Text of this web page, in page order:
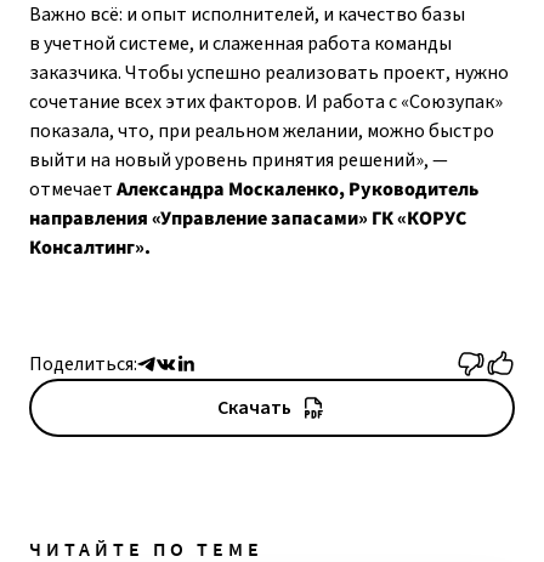
Важно всё: и опыт исполнителей, и качество базы
в учетной системе, и слаженная работа команды
заказчика. Чтобы успешно реализовать проект, нужно
сочетание всех этих факторов. И работа с «Союзупак»
показала, что, при реальном желании, можно быстро
выйти на новый уровень принятия решений», —
отмечаетАлександра Москаленко, Руководитель
направления «Управление запасами» ГК «КОРУС
Консалтинг».
Поделиться:
Скачать
ЧИТАЙТЕ ПО ТЕМЕ